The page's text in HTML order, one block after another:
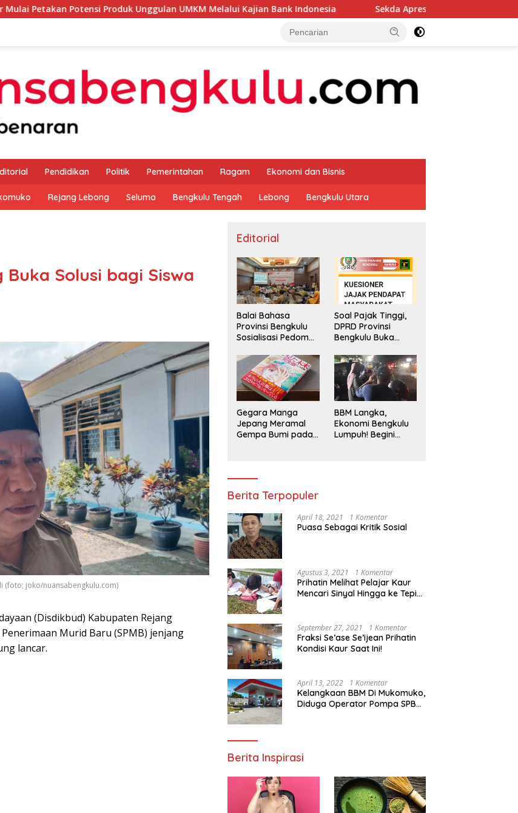
Potensi Produk Unggulan UMKM Melalui Kajian Bank Indonesia Sekda Apresiasi Inspektorat Provinsi Bengkulu
Pendidikan Politik Pemerintahan Ragam Ekonomi dan Bisnis
Rejang Lebong Seluma Bengkulu Tengah Lebong Bengkulu Utara
Solusi bagi Siswa
(foto; joko/nuansabengkulu.com)
(Disdikbud) Kabupaten Rejang
Murid Baru (SPMB) jenjang
lancar.
Editorial
Balai Bahasa
Provinsi Bengkulu
Sosialisasi Pedoman
Penggunaan
Bahasa Indonesia
Soal Pajak Tinggi,
DPRD Provinsi
Bengkulu Buka
Pengaduan
Masyarakat
Gegara Manga
Jepang Meramal
Gempa Bumi pada
BBM Langka,
Ekonomi Bengkulu
Lumpuh! Begini
Berita Terpopuler
April 18, 2021 1 Komentar
Puasa Sebagai Kritik Sosial
Agustus 3, 2021 1 Komentar
Prihatin Melihat Pelajar Kaur
Mencari Sinyal Hingga ke Tepi
Segera Bertindak
September 27, 2021 1 Komentar
Fraksi Se’ase Se’ijean Prihatin
Kondisi Kaur Saat Ini!
April 13, 2022 1 Komentar
Kelangkaan BBM Di Mukomuko,
Diduga Operator Pompa SPBU
Berita Inspirasi